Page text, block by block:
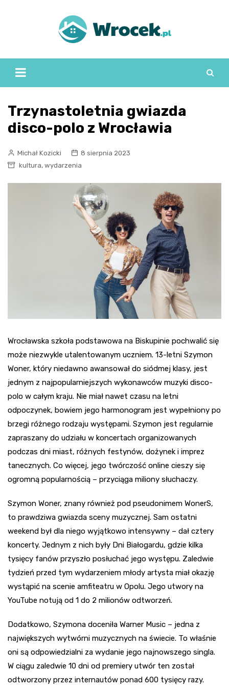
Trzynastoletnia gwiazda
disco-polo z Wrocławia
Michał Kozicki
8 sierpnia 2023
kultura, wydarzenia
Wrocławska szkoła podstawowa na Biskupinie pochwalić się
może niezwykle utalentowanym uczniem. 13-letni Szymon
Woner, który niedawno awansował do siódmej klasy, jest
jednym z najpopularniejszych wykonawców muzyki disco-
polo w całym kraju. Nie miał nawet czasu na letni
odpoczynek, bowiem jego harmonogram jest wypełniony po
brzegi różnego rodzaju występami. Szymon jest regularnie
zapraszany do udziału w koncertach organizowanych
podczas dni miast, różnych festynów, dożynek i imprez
tanecznych. Co więcej, jego twórczość online cieszy się
ogromną popularnością – przyciąga miliony słuchaczy.
Szymon Woner, znany również pod pseudonimem WonerS,
to prawdziwa gwiazda sceny muzycznej. Sam ostatni
weekend był dla niego wyjątkowo intensywny – dał cztery
koncerty. Jednym z nich były Dni Białogardu, gdzie kilka
tysięcy fanów przyszło posłuchać jego występu. Zaledwie
tydzień przed tym wydarzeniem młody artysta miał okazję
wystąpić na scenie amfiteatru w Opolu. Jego utwory na
YouTube notują od 1 do 2 milionów odtworzeń.
Dodatkowo, Szymona doceniła Warner Music – jedna z
największych wytwórni muzycznych na świecie. To właśnie
oni są odpowiedzialni za wydanie jego najnowszego singla.
W ciągu zaledwie 10 dni od premiery utwór ten został
odtworzony przez internautów ponad 600 tysięcy razy.